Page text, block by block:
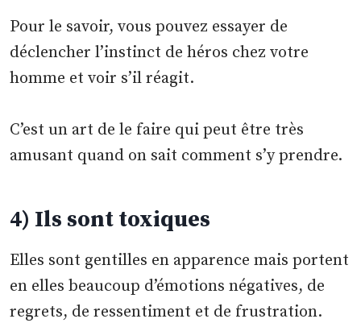
Pour le savoir, vous pouvez essayer de
déclencher l’instinct de héros chez votre
homme et voir s’il réagit.
C’est un art de le faire qui peut être très
amusant quand on sait comment s’y prendre.
4) Ils sont toxiques
Elles sont gentilles en apparence mais portent
en elles beaucoup d’émotions négatives, de
regrets, de ressentiment et de frustration.